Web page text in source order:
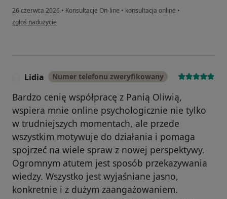
26 czerwca 2026 • Konsultacje On-line • konsultacja online •
w opinii użytkownika Adrian
zgłoś nadużycie
Lidia Numer telefonu zweryfikowany
Bardzo cenię współpracę z Panią Oliwią,
wspiera mnie online psychologicznie nie tylko
w trudniejszych momentach, ale przede
wszystkim motywuje do działania i pomaga
spojrzeć na wiele spraw z nowej perspektywy.
Ogromnym atutem jest sposób przekazywania
wiedzy. Wszystko jest wyjaśniane jasno,
konkretnie i z dużym zaangażowaniem.